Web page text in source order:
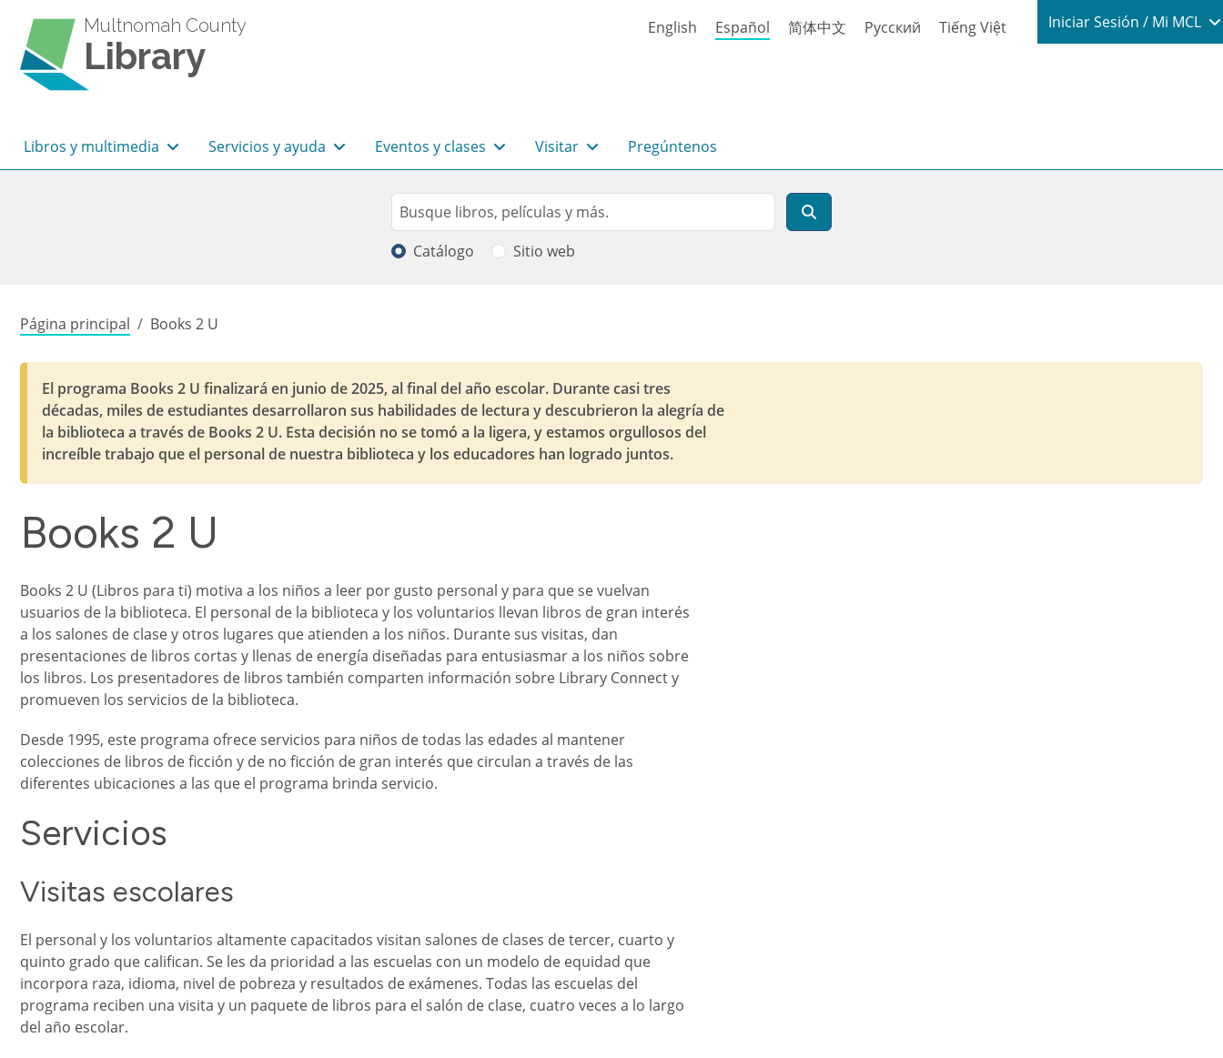
Multnomah County
Library
English Español 简体中文 Русский Tiếng Việt Login / My
Iniciar Sesión / Mi MCL
Navegación principal
Libros y multimedia Servicios y ayuda Eventos y clases Visitar Pregúntenos
Search
Buscar
Catálogo Sitio web
Sobrescribir enlaces de ayuda a la navegación
Página principal Books 2 U
El programa Books 2 U finalizará en junio de 2025, al final del año escolar. Durante casi tres
décadas, miles de estudiantes desarrollaron sus habilidades de lectura y descubrieron la alegría de
la biblioteca a través de Books 2 U. Esta decisión no se tomó a la ligera, y estamos orgullosos del
increíble trabajo que el personal de nuestra biblioteca y los educadores han logrado juntos.
Books 2 U
Books 2 U (Libros para ti) motiva a los niños a leer por gusto personal y para que se vuelvan
usuarios de la biblioteca. El personal de la biblioteca y los voluntarios llevan libros de gran interés
a los salones de clase y otros lugares que atienden a los niños. Durante sus visitas, dan
presentaciones de libros cortas y llenas de energía diseñadas para entusiasmar a los niños sobre
los libros. Los presentadores de libros también comparten información sobre Library Connect y
promueven los servicios de la biblioteca.
Desde 1995, este programa ofrece servicios para niños de todas las edades al mantener
colecciones de libros de ficción y de no ficción de gran interés que circulan a través de las
diferentes ubicaciones a las que el programa brinda servicio.
Servicios
Visitas escolares
El personal y los voluntarios altamente capacitados visitan salones de clases de tercer, cuarto y
quinto grado que califican. Se les da prioridad a las escuelas con un modelo de equidad que
incorpora raza, idioma, nivel de pobreza y resultados de exámenes. Todas las escuelas del
programa reciben una visita y un paquete de libros para el salón de clase, cuatro veces a lo largo
del año escolar.